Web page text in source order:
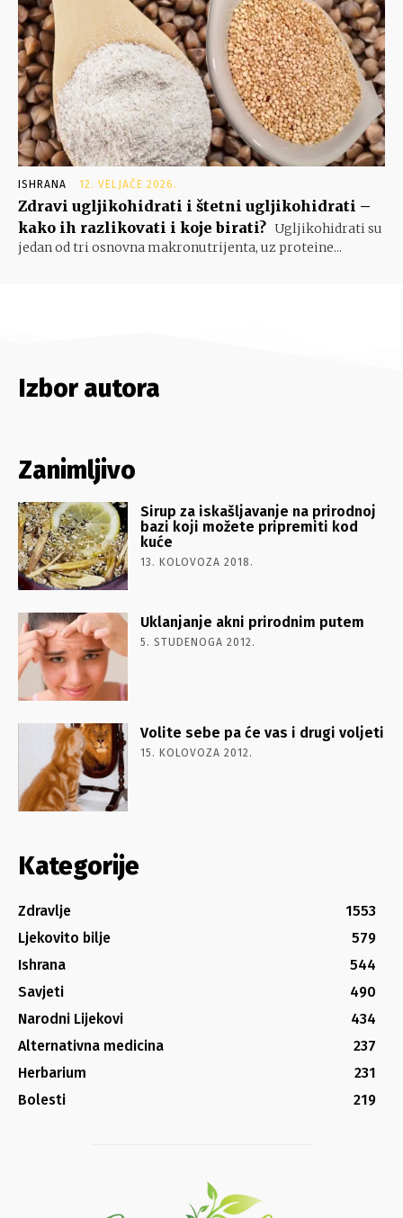
ISHRANA 12. VELJAČE 2026.
Zdravi ugljikohidrati i štetni ugljikohidrati –
kako ih razlikovati i koje birati? Ugljikohidrati su
jedan od tri osnovna makronutrijenta, uz proteine...
Izbor autora
Zanimljivo
Sirup za iskašljavanje na prirodnoj
bazi koji možete pripremiti kod
kuće
13. KOLOVOZA 2018.
Uklanjanje akni prirodnim putem
5. STUDENOGA 2012.
Volite sebe pa će vas i drugi voljeti
15. KOLOVOZA 2012.
Kategorije
Zdravlje
1553
Ljekovito bilje
579
Ishrana
544
Savjeti
490
Narodni Lijekovi
434
Alternativna medicina
237
Herbarium
231
Bolesti
219